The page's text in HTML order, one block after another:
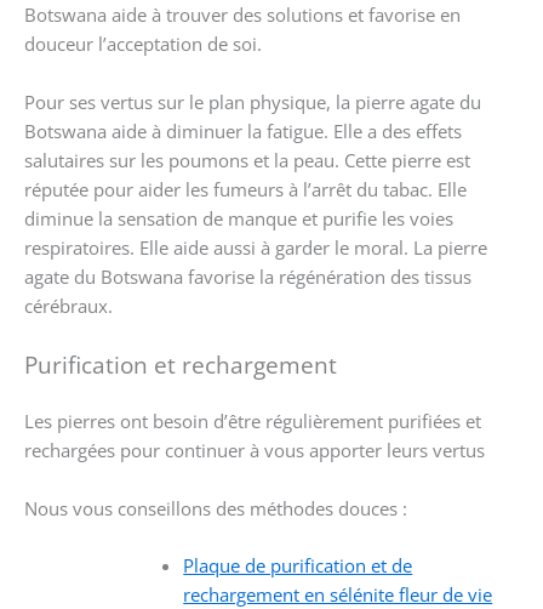
Botswana aide à trouver des solutions et favorise en
douceur l’acceptation de soi.
Pour ses vertus sur le plan physique, la pierre agate du
Botswana aide à diminuer la fatigue. Elle a des effets
salutaires sur les poumons et la peau. Cette pierre est
réputée pour aider les fumeurs à l’arrêt du tabac. Elle
diminue la sensation de manque et purifie les voies
respiratoires. Elle aide aussi à garder le moral. La pierre
agate du Botswana favorise la régénération des tissus
cérébraux.
Purification et rechargement
Les pierres ont besoin d’être régulièrement purifiées et
rechargées pour continuer à vous apporter leurs vertus
Nous vous conseillons des méthodes douces :
Plaque de purification et de
rechargement en sélénite fleur de vie